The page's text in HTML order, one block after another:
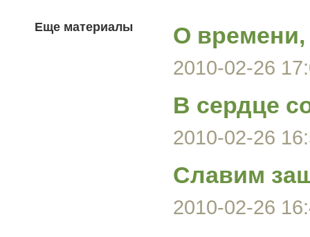
Еще материалы О
2010-02-26
В сердце
2010-02-26
Славим
2010-02-26